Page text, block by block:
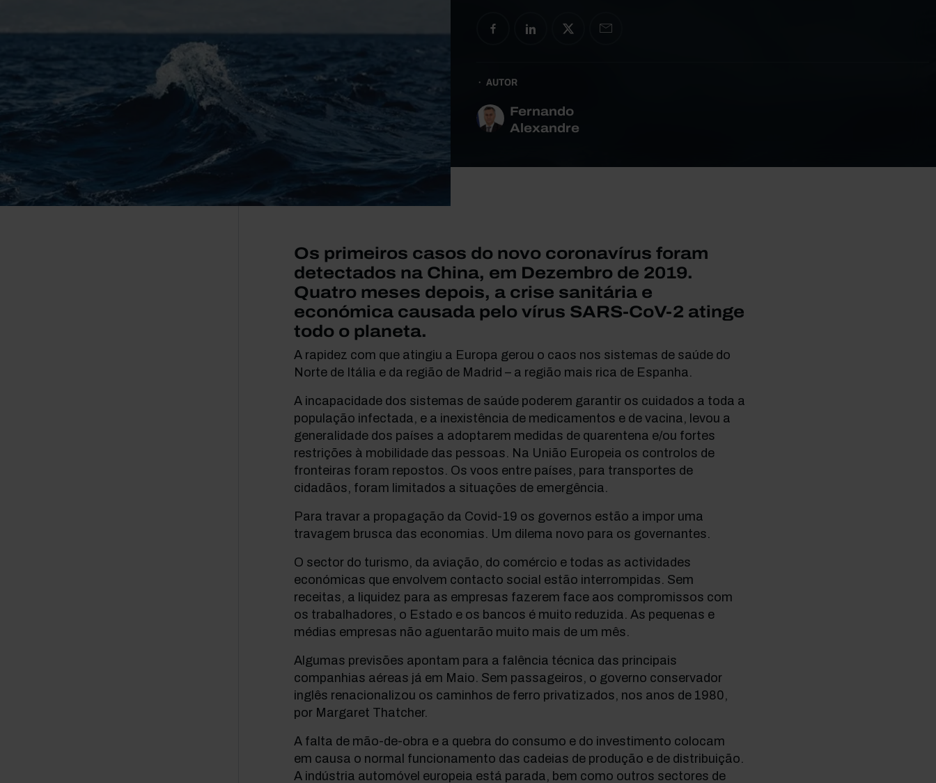
AUTOR
Fernando
Alexandre
Os primeiros casos do novo coronavírus foram
detectados na China, em Dezembro de 2019.
Quatro meses depois, a crise sanitária e
económica causada pelo vírus SARS-CoV-2 atinge
todo o planeta.
A rapidez com que atingiu a Europa gerou o caos nos sistemas de saúde do
Norte de Itália e da região de Madrid – a região mais rica de Espanha.
A incapacidade dos sistemas de saúde poderem garantir os cuidados a toda a
população infectada, e a inexistência de medicamentos e de vacina, levou a
generalidade dos países a adoptarem medidas de quarentena e/ou fortes
restrições à mobilidade das pessoas. Na União Europeia os controlos de
fronteiras foram repostos. Os voos entre países, para transportes de
cidadãos, foram limitados a situações de emergência.
Para travar a propagação da Covid-19 os governos estão a impor uma
travagem brusca das economias. Um dilema novo para os governantes.
O sector do turismo, da aviação, do comércio e todas as actividades
económicas que envolvem contacto social estão interrompidas. Sem
receitas, a liquidez para as empresas fazerem face aos compromissos com
os trabalhadores, o Estado e os bancos é muito reduzida. As pequenas e
médias empresas não aguentarão muito mais de um mês.
Algumas previsões apontam para a falência técnica das principais
companhias aéreas já em Maio. Sem passageiros, o governo conservador
inglês renacionalizou os caminhos de ferro privatizados, nos anos de 1980,
por Margaret Thatcher.
A falta de mão-de-obra e a quebra do consumo e do investimento colocam
em causa o normal funcionamento das cadeias de produção e de distribuição.
A indústria automóvel europeia está parada, bem como outros sectores de